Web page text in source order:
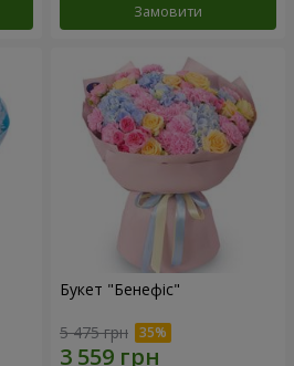
Замовити
Букет "Бенефіс"
5 475 грн